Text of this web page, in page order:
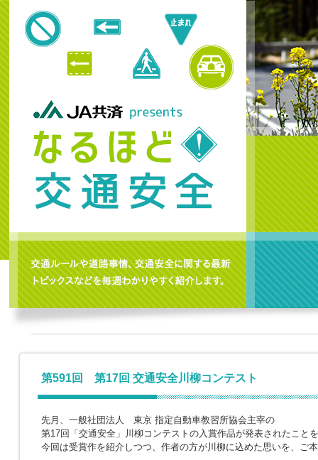
第591回 第17回 交通安全川柳コンテスト
先月、一般社団法人 東京 指定自動車教習所協会主宰の
第17回「交通安全」川柳コンテストの入賞作品が発表されたこと
今回は受賞作を紹介しつつ、作者の方が川柳に込めた思いを、ご